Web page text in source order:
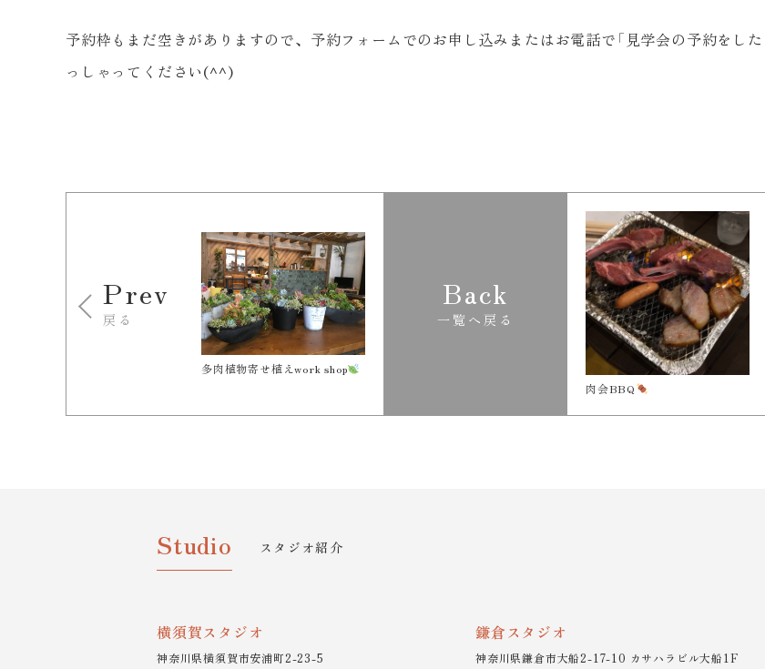
予約枠もまだ空きがありますので、予約フォームでのお申し込みまたはお電話で「見学会の予約をした
っしゃってください(^^)
Prev
戻る
多肉植物寄せ植えwork shop
Back
一覧へ戻る
肉会BBQ
Studio スタジオ紹介
横須賀スタジオ
神奈川県横須賀市安浦町2-23-5
鎌倉スタジオ
神奈川県鎌倉市大船2-17-10 カサハラビル大船1F